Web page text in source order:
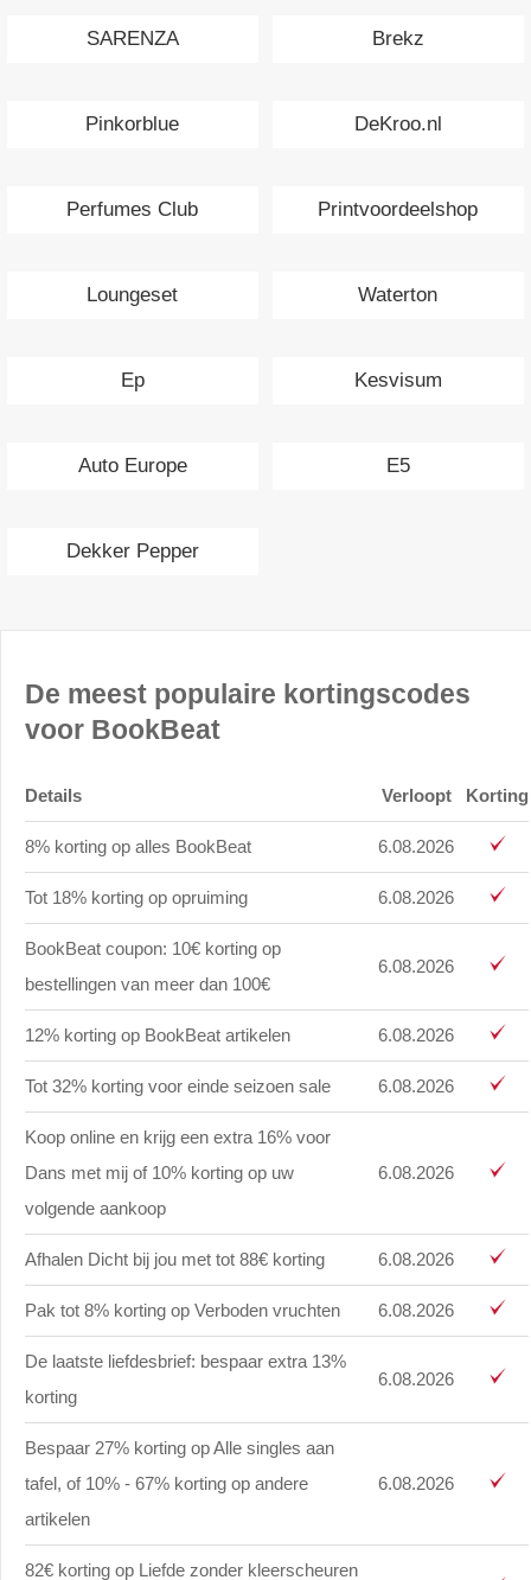
SARENZA Brekz
Pinkorblue DeKroo.nl
Perfumes Club Printvoordeelshop
Loungeset Waterton
Ep Kesvisum
Auto Europe E5
Dekker Pepper
De meest populaire kortingscodes
voor BookBeat
Details Verloopt Korting
8% korting op alles BookBeat 6.08.2026
Tot 18% korting op opruiming 6.08.2026
BookBeat coupon: 10€ korting op
bestellingen van meer dan 100€
6.08.2026
12% korting op BookBeat artikelen 6.08.2026
Tot 32% korting voor einde seizoen sale 6.08.2026
Koop online en krijg een extra 16% voor
Dans met mij of 10% korting op uw
volgende aankoop
6.08.2026
Afhalen Dicht bij jou met tot 88€ korting 6.08.2026
Pak tot 8% korting op Verboden vruchten 6.08.2026
De laatste liefdesbrief: bespaar extra 13%
korting
6.08.2026
Bespaar 27% korting op Alle singles aan
tafel, of 10% - 67% korting op andere
artikelen
6.08.2026
82€ korting op Liefde zonder kleerscheuren